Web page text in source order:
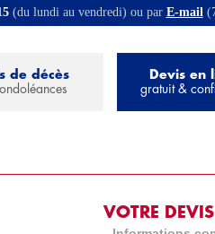
(du lundi au vendredi) ou par E-mail
de décès
Devis en
gratuit &
VOTRE